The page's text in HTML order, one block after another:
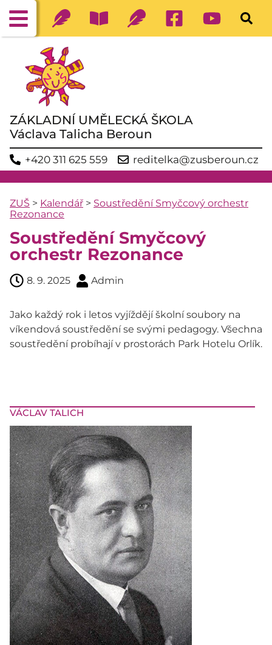
ZÁKLADNÍ UMĚLECKÁ ŠKOLA
Václava Talicha Beroun
+420 311 625 559 reditelka@zusberoun.cz
VÁCLAV TALICH
ZUŠ > Kalendář > Soustředění Smyčcový orchestr
Rezonance
Soustředění Smyčcový
orchestr Rezonance
8. 9. 2025 Admin
Jako každý rok i letos vyjíždějí školní soubory na
víkendová soustředění se svými pedagogy. Všechna
soustředění probíhají v prostorách Park Hotelu Orlík.